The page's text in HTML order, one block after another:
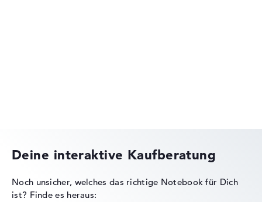
Deine interaktive Kaufberatung
Noch unsicher, welches das richtige Notebook für Dich
ist? Finde es heraus: